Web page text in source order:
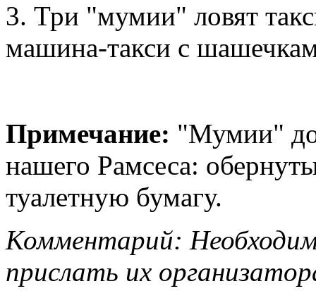
3. Три "мумии" ловят
машина-такси с
Примечание: "Мумии"
нашего Рамсеса:
туалетную бумагу.
Комментарий:
прислать их